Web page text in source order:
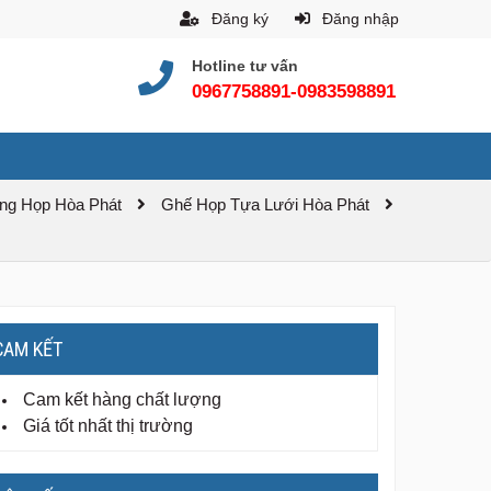
Đăng ký Đăng nhập
Hotline tư vấn
0967758891-0983598891
Họp Hòa Phát
Ghế Họp Tựa Lưới Hòa Phát
KẾT
Cam kết hàng chất lượng
Giá tốt nhất thị trường